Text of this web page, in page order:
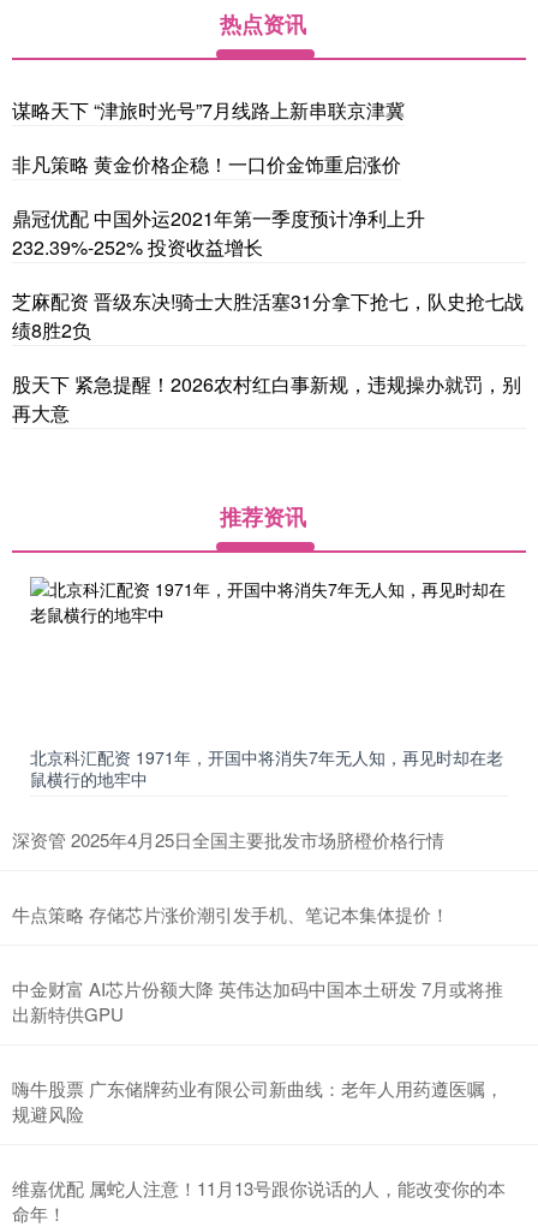
热点资讯
谋略天下 “津旅时光号”7月线路上新串联京津冀
非凡策略 黄金价格企稳！一口价金饰重启涨价
鼎冠优配 中国外运2021年第一季度预计净利上升
232.39%-252% 投资收益增长
芝麻配资 晋级东决!骑士大胜活塞31分拿下抢七，队史抢七战
绩8胜2负
股天下 紧急提醒！2026农村红白事新规，违规操办就罚，别
再大意
推荐资讯
北京科汇配资 1971年，开国中将消失7年无人知，再见时却在老
鼠横行的地牢中
深资管 2025年4月25日全国主要批发市场脐橙价格行情
牛点策略 存储芯片涨价潮引发手机、笔记本集体提价！
中金财富 AI芯片份额大降 英伟达加码中国本土研发 7月或将推
出新特供GPU
嗨牛股票 广东储牌药业有限公司新曲线：老年人用药遵医嘱，
规避风险
维嘉优配 属蛇人注意！11月13号跟你说话的人，能改变你的本
命年！